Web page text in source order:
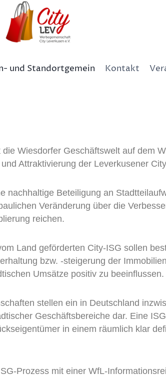
und Standortgemein Kontakt
Wiesdorfer Geschäftswelt auf dem
Attraktivierung der Leverkusener
nachhaltige Beteiligung an
Veränderung über die
reichen.
Land geförderten City-ISG sollen
bzw. -steigerung der
Umsätze positiv zu beeinflussen.
stellen ein in Deutschland
Geschäftsbereiche dar. Eine
in einem räumlich klar
Prozess mit einer WfL-